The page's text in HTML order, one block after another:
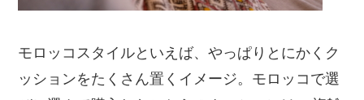
モロッコスタイルといえば、やっぱりとにかくク
ッションをたくさん置くイメージ。モロッコで選